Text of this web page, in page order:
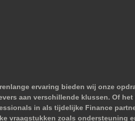
ervaring bieden wij onze
aan verschillende klussen. Of
in als tijdelijke Finance
vraagstukken zoals ondersteuning